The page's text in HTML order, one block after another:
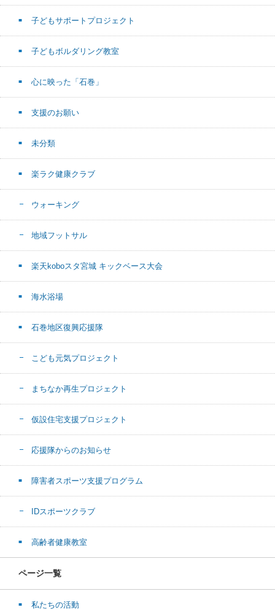
子どもサポートプロジェクト
子どもボルダリング教室
心に映った「石巻」
支援のお願い
未分類
楽ラク健康クラブ
ウォーキング
地域フットサル
楽天koboスタ宮城 キックベース大会
海水浴場
石巻地区復興応援隊
こども元気プロジェクト
まちなか再生プロジェクト
仮設住宅支援プロジェクト
応援隊からのお知らせ
障害者スポーツ支援プログラム
IDスポーツクラブ
高齢者健康教室
ページ一覧
私たちの活動